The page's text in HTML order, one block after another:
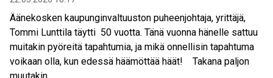
Äänekosken kaupunginvaltuuston puheenjohtaja, yrittäjä,
Tommi Lunttila täytti 50 vuotta. Tänä vuonna hänelle sattuu
muitakin pyöreitä tapahtumia, ja mikä onnellisin tapahtuma
voikaan olla, kun edessä häämöttää häät! Takana paljon